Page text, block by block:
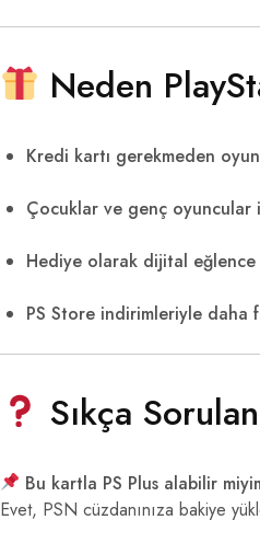
Neden
Kredi kartı gerekmeden
Çocuklar ve genç oyuncular
Hediye olarak dijital eğlence
PS Store indirimleriyle
Sıkça
Bu kartla PS Plus alabilir
Evet, PSN cüzdanınıza bakiye